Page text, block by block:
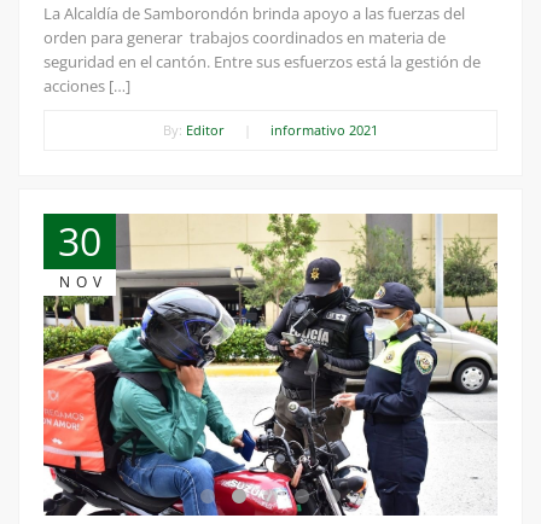
La Alcaldía de Samborondón brinda apoyo a las fuerzas del
orden para generar trabajos coordinados en materia de
seguridad en el cantón. Entre sus esfuerzos está la gestión de
acciones […]
By: Editor informativo 2021
30
NOV